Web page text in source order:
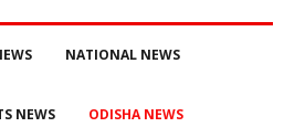
NATIONAL NEWS
NEWS ODISHA NEWS